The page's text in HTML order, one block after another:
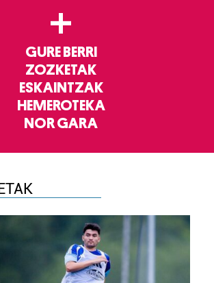
+
GURE BERRI
ZOZKETAK
ESKAINTZAK
HEMEROTEKA
NOR GARA